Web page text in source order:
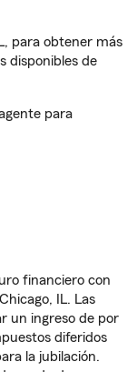
para obtener más
disponibles de
para
financiero con
IL. Las
un ingreso de por
diferidos
la jubilación.